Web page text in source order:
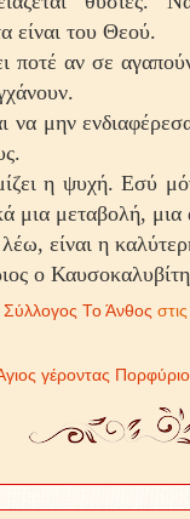
είναι του Θεού.
ποτέ αν σε
να μην
η ψυχή. Εσύ
μια μεταβολή,
είναι η
ο
Σύλλογος Το Άνθος στις
γέροντας